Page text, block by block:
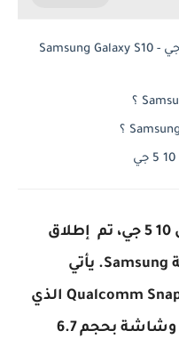
سامسونج جالكسي اس 10 5 جي - Samsung Galaxy S10
سعر سامسونج جالكسي اس 10 5 جي، تم إطلاق
نسخة Galaxy S10 5G من شركة Samsung. يأتي
Qualcomm Snapdragon 855 الذي
يدعم شبكات الجيل الخامس، وشاشة بحجم 6.7